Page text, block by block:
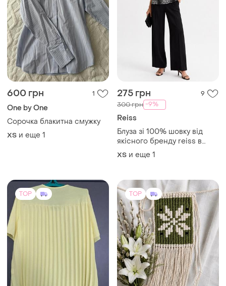
600 грн 1
One by One
Сорочка блакитна смужку
ХS и еще 1
275 грн 9
300 грн -9%
Reiss
Блуза зі 100% шовку від
якісного бренду reiss в
анімалістичному принті
ХS и еще 1
TOP TOP